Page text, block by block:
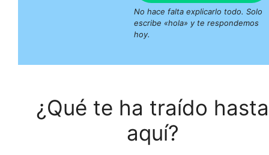
No hace falta explicarlo todo. Solo
escribe «hola» y te respondemos
hoy.
¿Qué te ha traído hasta
aquí?